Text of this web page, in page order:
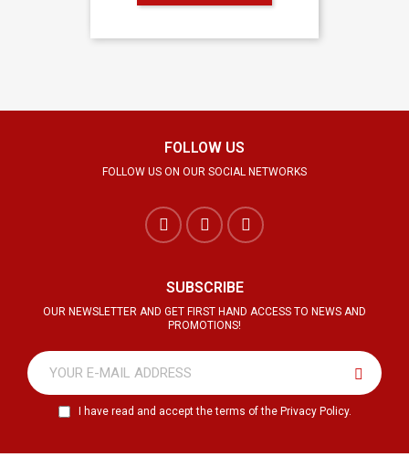
FOLLOW US
FOLLOW US ON OUR SOCIAL NETWORKS
SUBSCRIBE
OUR NEWSLETTER AND GET FIRST HAND ACCESS TO NEWS AND
PROMOTIONS!
I have read and accept the terms of the Privacy Policy.